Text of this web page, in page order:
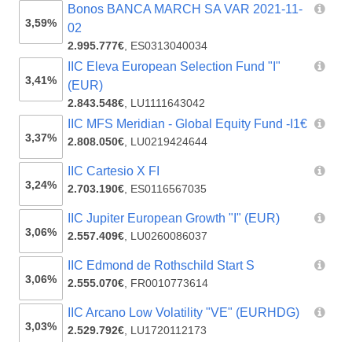
3,59%
Bonos BANCA MARCH SA VAR 2021-11-
02
2.995.777€, ES0313040034
3,41%
IIC Eleva European Selection Fund "I"
(EUR)
2.843.548€, LU1111643042
3,37%
IIC MFS Meridian - Global Equity Fund -I1€
2.808.050€, LU0219424644
3,24%
IIC Cartesio X FI
2.703.190€, ES0116567035
3,06%
IIC Jupiter European Growth "I" (EUR)
2.557.409€, LU0260086037
3,06%
IIC Edmond de Rothschild Start S
2.555.070€, FR0010773614
3,03%
IIC Arcano Low Volatility "VE" (EURHDG)
2.529.792€, LU1720112173